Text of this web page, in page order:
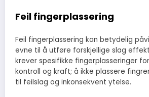
Feil fingerplassering
Feil fingerplassering kan betydelig
evne til å utføre forskjellige slag
krever spesifikke fingerplasseringer
kontroll og kraft; å ikke plassere
til feilslag og inkonsekvent ytelse.